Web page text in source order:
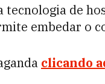
tecnologia de
embedar o
clicando